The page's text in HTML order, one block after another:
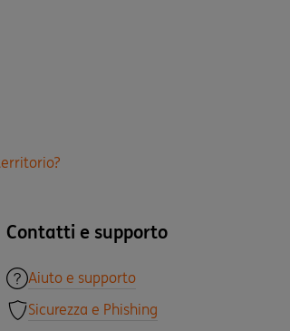
[it-IT] Tutti i prodotti
Tutti i prodotti
Contatti e supporto
Aiuto e supporto
Sicurezza e Phishing